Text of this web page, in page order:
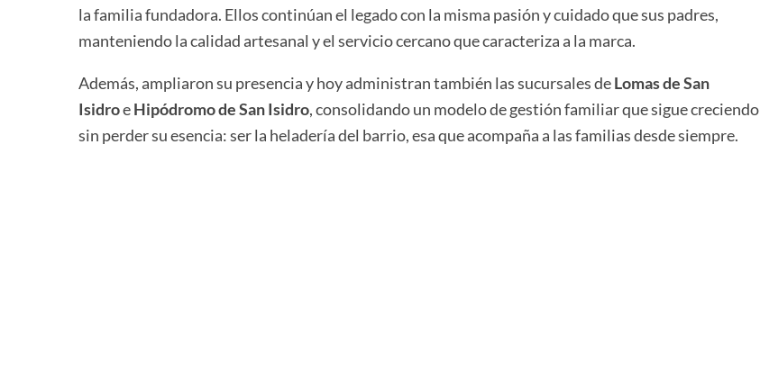
la familia fundadora. Ellos continúan el legado con la misma pasión y cuidado que sus padres,
manteniendo la calidad artesanal y el servicio cercano que caracteriza a la marca.
Además, ampliaron su presencia y hoy administran también las sucursales deLomas de San
IsidroeHipódromo de San Isidro, consolidando un modelo de gestión familiar que sigue creciendo
sin perder su esencia: ser la heladería del barrio, esa que acompaña a las familias desde siempre.